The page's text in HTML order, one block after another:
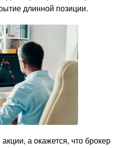
длинной позиции.
а окажется, что брокер